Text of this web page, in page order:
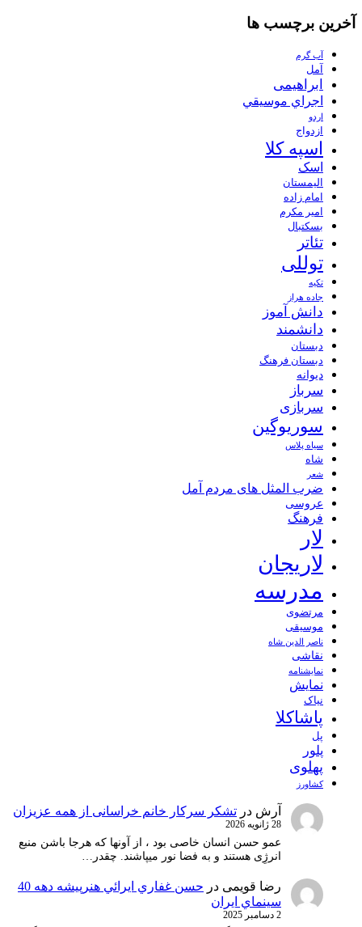
آخرین برچسب ها
آب گرم
آمل
ابراهیمی
اجراي موسيقي
اردو
ازدواج
اسپه کلا
اسک
الیمستان
امام زاده
امیر مکرم
بسکتبال
تئاتر
توللی
تکیه
جاده هراز
دانش آموز
دانشمند
دبستان
دبستان فرهنگ
دیوانه
سرباز
سربازی
سوریوگین
سیاه پلاس
شاه
شعر
ضرب المثل های مردم آمل
عروسی
فرهنگ
لار
لاریجان
مدرسه
مرتضوی
موسیقی
ناصر الدین شاه
نقاشی
نمايشنامه
نمایش
نیاک
پاشاکلا
پل
پلور
پهلوی
کشاورز
آرش در تشکر سرکار خانم خراسانی از همه عزیزان
28 ژانویه 2026
عمو حسن انسان خاصی بود ، از آونها که هرجا باشن منبع
انرژِی هستند و به فضا نور میپاشند. چقدر…
رضا قویمی در
حسن غفاري ايرائي هنرپيشه دهه 40
سينماي ايران
2 دسامبر 2025